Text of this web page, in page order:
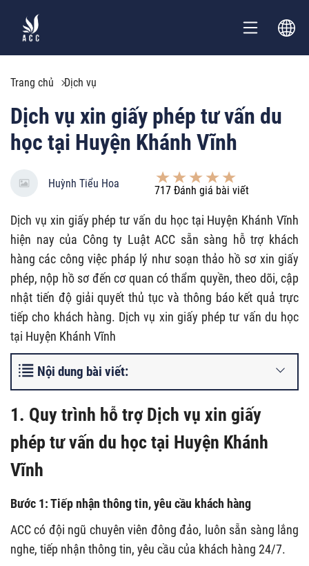
Trang chủ Dịch vụ
Dịch vụ xin giấy phép tư vấn du
học tại Huyện Khánh Vĩnh
Huỳnh Tiểu Hoa
717 Đánh giá bài viết
Dịch vụ xin giấy phép tư vấn du học tại Huyện Khánh Vĩnh
hiện nay của Công ty Luật ACC sẵn sàng hỗ trợ khách
hàng các công việc pháp lý như soạn thảo hồ sơ xin giấy
phép, nộp hồ sơ đến cơ quan có thẩm quyền, theo dõi, cập
nhật tiến độ giải quyết thủ tục và thông báo kết quả trực
tiếp cho khách hàng. Dịch vụ xin giấy phép tư vấn du học
tại Huyện Khánh Vĩnh
Nội dung bài viết:
1. Quy trình hỗ trợ Dịch vụ xin giấy
phép tư vấn du học tại Huyện Khánh
Vĩnh
Bước 1: Tiếp nhận thông tin, yêu cầu khách hàng
ACC có đội ngũ chuyên viên đông đảo, luôn sẵn sàng lắng
nghe, tiếp nhận thông tin, yêu cầu của khách hàng 24/7.